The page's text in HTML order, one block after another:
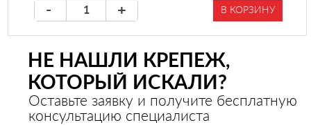
- + В КОРЗИНУ
НЕ НАШЛИ КРЕПЕЖ,
КОТОРЫЙ ИСКАЛИ?
Оставьте заявку и получите бесплатную
консультацию специалиста